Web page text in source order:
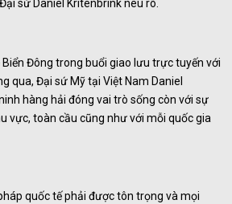
sứ Daniel Kritenbrink nêu rõ.
Biển Đông trong buổi giao lưu trực tuyến với
qua, Đại sứ Mỹ tại Việt Nam Daniel
hàng hải đóng vai trò sống còn với sự
vực, toàn cầu cũng như với mỗi quốc gia
quốc tế phải được tôn trọng và mọi